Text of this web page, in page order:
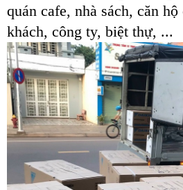
quán cafe, nhà sách, căn
khách, công ty, biệt thự, ...